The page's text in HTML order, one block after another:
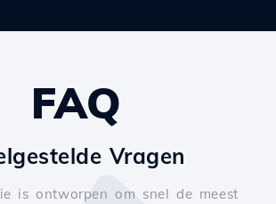
FAQ
Vragen
is ontworpen om snel de meest